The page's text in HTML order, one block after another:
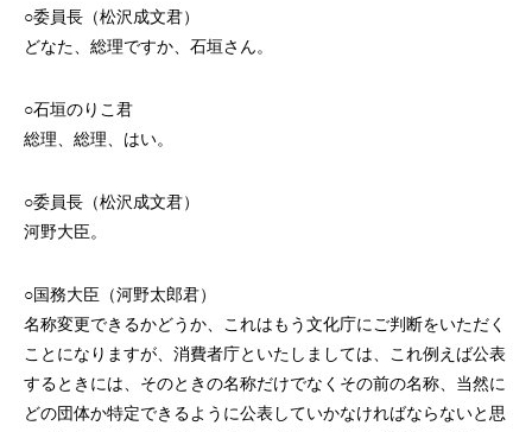
○委員長（松沢成文君）
どなた、総理ですか、石垣さん。
○石垣のりこ君
総理、総理、はい。
○委員長（松沢成文君）
河野大臣。
○国務大臣（河野太郎君）
名称変更できるかどうか、これはもう文化庁にご判断をいただく
ことになりますが、消費者庁といたしましては、これ例えば公表
するときには、そのときの名称だけでなくその前の名称、当然に
どの団体か特定できるように公表していかなければならないと思